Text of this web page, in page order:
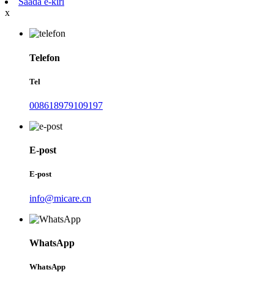
x
Telefon
Tel
008618979109197
E-post
E-post
info@micare.cn
WhatsApp
WhatsApp